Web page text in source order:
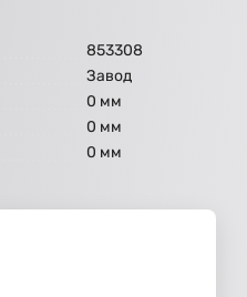
853308
Завод
0 мм
0 мм
0 мм